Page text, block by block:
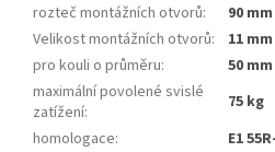
rozteč montážních otvorů:
90 mm
Velikost montážních otvorů:
11 mm
pro kouli o průměru:
50 mm
maximální povolené svislé
zatížení:
75 kg
homologace: E1